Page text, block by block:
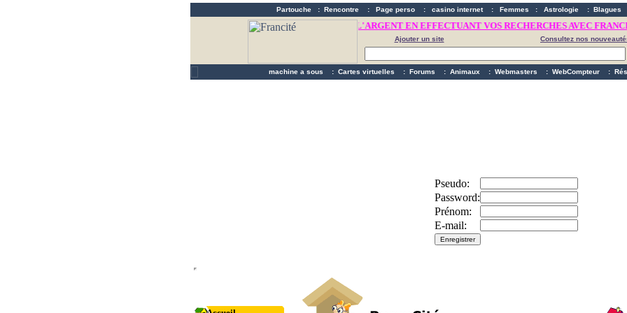
Partouche : Rencontre : Page perso : casino internet: Femmes : Astrologie : Blagues
FAITES DE L'ARGENT EN EFFECTUANT VOS RECHERCHES AVEC FRANCITÉ
Ajouter un site Consultez nos
machine a sous : Cartes virtuelles : Forums : Animaux : Webmasters : WebCompteur: